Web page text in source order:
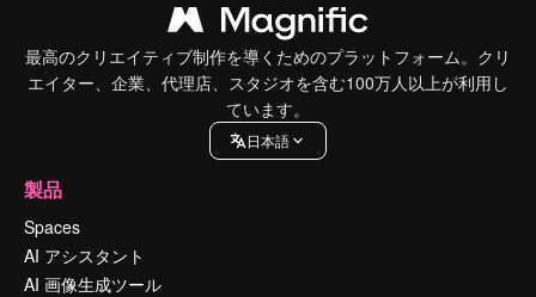
最高のクリエイティブ制作を導くためのプラットフォーム。クリ
エイター、企業、代理店、スタジオを含む100万人以上が利用し
ています。
日本語
製品
Spaces
AI アシスタント
AI 画像生成ツール